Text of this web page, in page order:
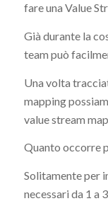
fare una Value
Già durante la
team può
Una volta
mapping
value stream
Quanto occorre
Solitamente per
necessari da 1 a